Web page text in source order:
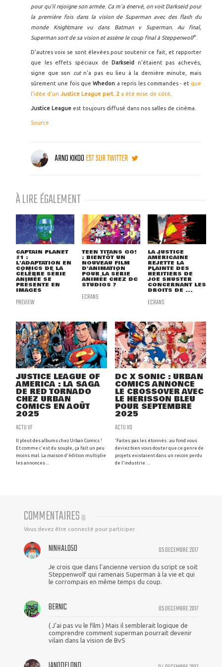
pour qu'il rejoigne son armée. Ca m'a énervé, on voit Darkseid pour
la première fois dans la vision de Superman avec des flash du
monde Knightmare vu dans Batman v Superman. Au final,
Superman sort de sa vision et assène le coup final à Steppenwolf".
D'autres voix se sont élevées pour soutenir ce fait, et rapporter
que les effets spéciaux de Darkseid n'étaient pas achevés,
signe que son
cutn'a pas eu lieu à la dernière minute, mais
sûrement une fois queWhedon a repris les commandes - et que
l'idée d'un Justice League part. 2 a été mise de côté
Justice League est toujours diffusé dans nos salles de cinéma.
Source
ARNO KIKOOEST SUR TWITTER
À LIRE ÉGALEMENT
CAPTAIN PLANET
#1 :
L'ADAPTATION EN
COMICS DE LA
CÉLÈBRE SÉRIE
ANIMÉE SE
PRÉSENTE EN
IMAGES
PREVIEW
TEEN TITANS GO!
: BIENTÔT UN
NOUVEAU FILM
D'ANIMATION
POUR LA SÉRIE
ANIMÉE CHEZ DC
STUDIOS ?
ECRANS
LA JUSTICE
AMÉRICAINE
REJETTE LA
PLAINTE DES
HÉRITIERS DE
JOE SHUSTER
CONCERNANT LES
DROITS DE ...
ECRANS
JUSTICE LEAGUE OF
AMERICA : LA SAGA
DE RED TORNADO
CHEZ URBAN
COMICS EN AOÛT
2025
ACTU VF
Il pleut des albums chez Urban Comics !
Et comme c'est du souple, ça fait un peu
moins mal. La maison d'édition multiplie
les annonces ...
DC X SONIC : URBAN
COMICS ANNONCE
LE CROSSOVER AVEC
LE HÉRISSON BLEU
POUR SEPTEMBRE
2025
ACTU VO
'Faites pas les étonnés : au fond vous
deviez bien vous douter que ce genre de
projets existaient dans un recoin perdu
de l'industrie. ...
COMMENTAIRES (5)
Vous devez être connecté pour participer
05 DECEMBRE 2017
NINHALO50
Je crois que dans l'ancienne version du script ce soit
Steppenwolf qui ramenais Superman à la vie et qui
le corrompais en même temps du coup.
05 DECEMBRE 2017
BERNIC
( J'ai pas vu le film ) Mais il semblerait logique de
comprendre comment superman pourrait devenir
vilain dans la vision de BvS